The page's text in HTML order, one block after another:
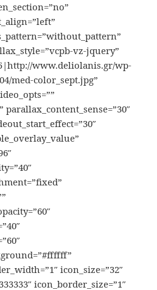
vz-jquery”
www.deliolanis.gr/wp-
med-color_sept.jpg”
icon_size=”32″
icon_border_size=”1″